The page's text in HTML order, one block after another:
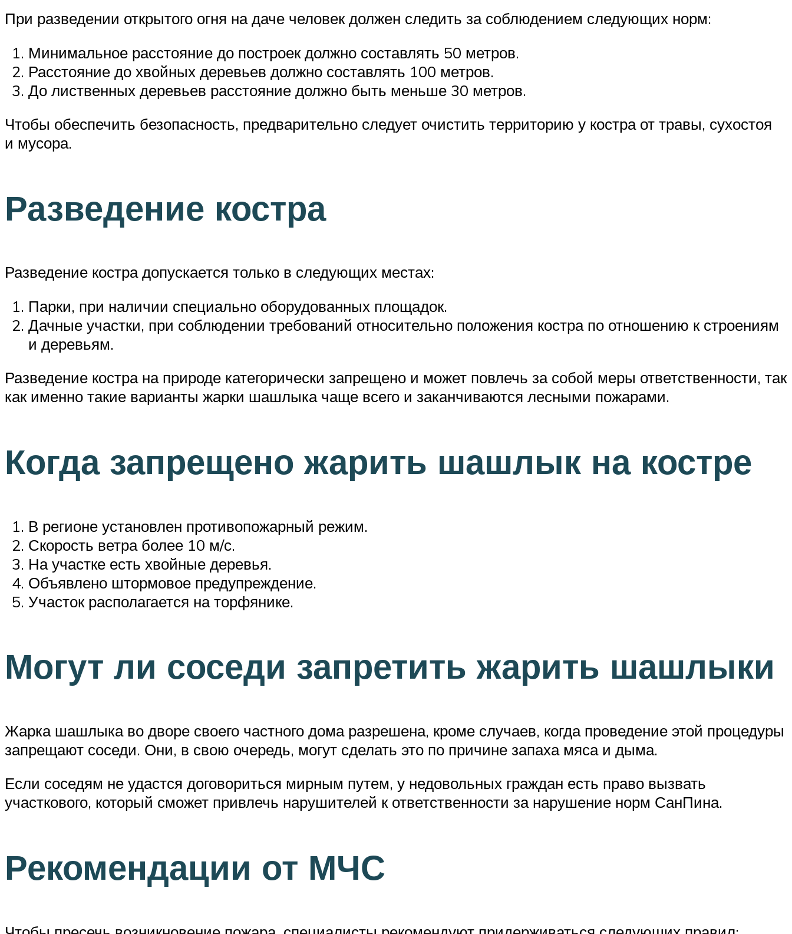
При разведении открытого огня на даче человек должен следить за соблюдением следующих норм:
Минимальное расстояние до построек должно составлять 50 метров.
Расстояние до хвойных деревьев должно составлять 100 метров.
До лиственных деревьев расстояние должно быть меньше 30 метров.
Чтобы обеспечить безопасность, предварительно следует очистить территорию у костра от травы, сухостоя
и мусора.
Разведение костра
Разведение костра допускается только в следующих местах:
Парки, при наличии специально оборудованных площадок.
Дачные участки, при соблюдении требований относительно положения костра по отношению к строениям
и деревьям.
Разведение костра на природе категорически запрещено и может повлечь за собой меры ответственности, так
как именно такие варианты жарки шашлыка чаще всего и заканчиваются лесными пожарами.
Когда запрещено жарить шашлык на костре
В регионе установлен противопожарный режим.
Скорость ветра более 10 м/с.
На участке есть хвойные деревья.
Объявлено штормовое предупреждение.
Участок располагается на торфянике.
Могут ли соседи запретить жарить шашлыки
Жарка шашлыка во дворе своего частного дома разрешена, кроме случаев, когда проведение этой процедуры
запрещают соседи. Они, в свою очередь, могут сделать это по причине запаха мяса и дыма.
Если соседям не удастся договориться мирным путем, у недовольных граждан есть право вызвать
участкового, который сможет привлечь нарушителей к ответственности за нарушение норм СанПина.
Рекомендации от МЧС